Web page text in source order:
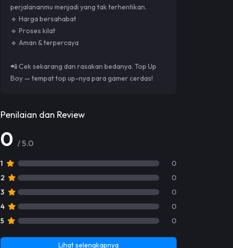
perjalananmu menjadi yang tak terhentikan.
🔹 Harga bersahabat
🔹 Proses kilat
🔹 Aman & terpercaya
📲 Cek sekarang dan rasakan bedanya. Top Up
Boy — tempat top up-nya para gamer cerdas!
Penilaian dan Review
0 / 5.0
1
0
2
0
3
0
4
0
5
0
Lihat selengkapnya